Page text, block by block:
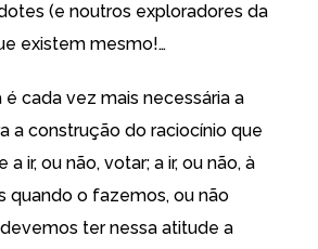
(e noutros exploradores da
existem mesmo!…
é cada vez mais necessária a
a construção do raciocínio que
a ir, ou não, votar; a ir, ou não, à
quando o fazemos, ou não
ter nessa atitude a